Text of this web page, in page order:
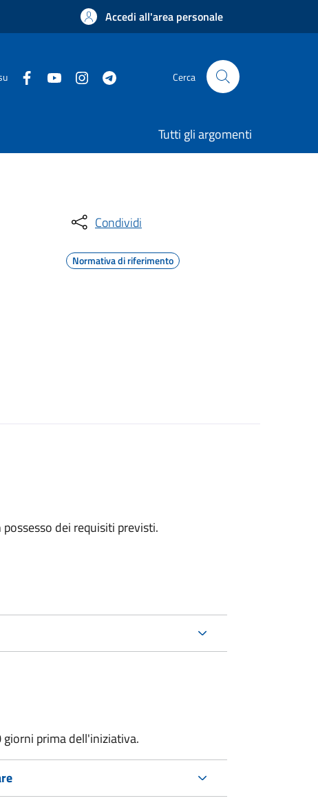
Accedi all'area personale
Cerca
Tutti gli argomenti
Condividi
Normativa di riferimento
dei requisiti previsti.
primadell'iniziativa.